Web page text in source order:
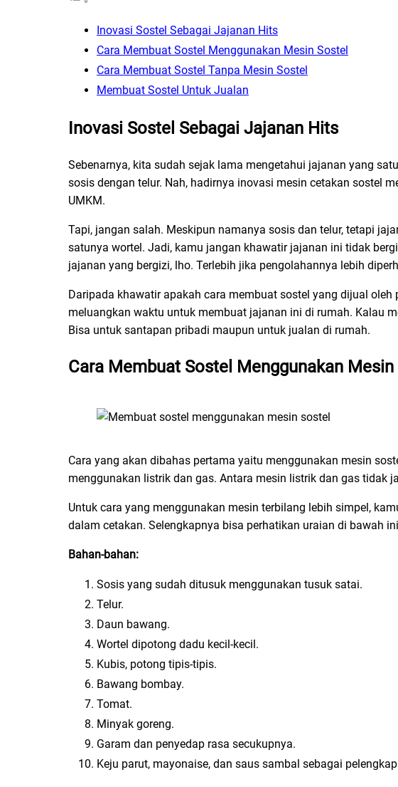
Inovasi Sostel Sebagai Jajanan Hits
Cara Membuat Sostel Menggunakan Mesin Sostel
Cara Membuat Sostel Tanpa Mesin Sostel
Membuat Sostel Untuk Jualan
Inovasi Sostel Sebagai Jajanan Hits
Sebenarnya, kita sudah sejak lama mengetahui jajanan yang
sosis dengan telur. Nah, hadirnya inovasi mesin cetakan sostel
UMKM.
Tapi, jangan salah. Meskipun namanya sosis dan telur, tetapi
satunya wortel. Jadi, kamu jangan khawatir jajanan ini tidak
jajanan yang bergizi, lho. Terlebih jika pengolahannya lebih
Daripada khawatir apakah cara membuat sostel yang dijual
meluangkan waktu untuk membuat jajanan ini di rumah. Kalau
Bisa untuk santapan pribadi maupun untuk jualan di rumah.
Cara Membuat Sostel Menggunakan Mesin
Cara yang akan dibahas pertama yaitu menggunakan mesin
menggunakan listrik dan gas. Antara mesin listrik dan gas tidak
Untuk cara yang menggunakan mesin terbilang lebih simpel,
dalam cetakan. Selengkapnya bisa perhatikan uraian di bawah
Bahan-bahan:
Sosis yang sudah ditusuk menggunakan tusuk satai.
Telur.
Daun bawang.
Wortel dipotong dadu kecil-kecil.
Kubis, potong tipis-tipis.
Bawang bombay.
Tomat.
Minyak goreng.
Garam dan penyedap rasa secukupnya.
Keju parut, mayonaise, dan saus sambal sebagai